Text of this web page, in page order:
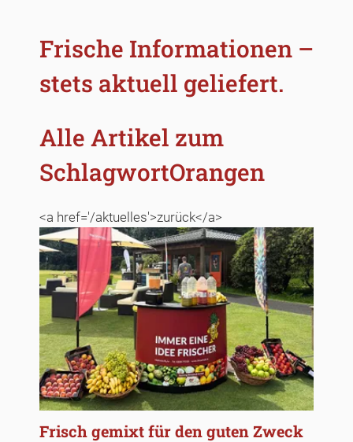
Frische Informationen –
stets aktuell geliefert.
Alle Artikel zum
SchlagwortOrangen
<a href='/aktuelles'>zurück</a>
Frisch gemixt für den guten Zweck